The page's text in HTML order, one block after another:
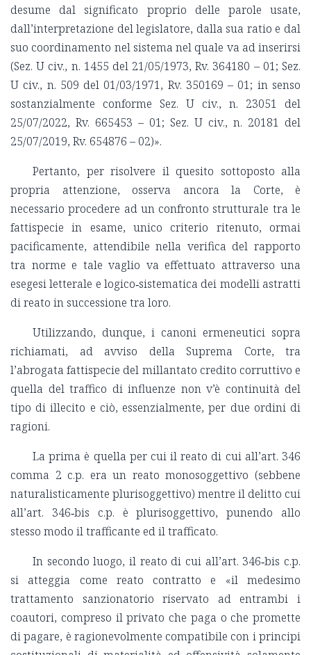
desume dal significato proprio delle parole usate,
dall’interpretazione del legislatore, dalla sua ratio e dal
suo coordinamento nel sistema nel quale va ad inserirsi
(Sez. U civ., n. 1455 del 21/05/1973, Rv. 364180 – 01; Sez.
U civ., n. 509 del 01/03/1971, Rv. 350169 – 01; in senso
sostanzialmente conforme Sez. U civ., n. 23051 del
25/07/2022, Rv. 665453 – 01; Sez. U civ., n. 20181 del
25/07/2019, Rv. 654876 – 02)».
Pertanto, per risolvere il quesito sottoposto alla
propria attenzione, osserva ancora la Corte, è
necessario procedere ad un confronto strutturale tra le
fattispecie in esame, unico criterio ritenuto, ormai
pacificamente, attendibile nella verifica del rapporto
tra norme e tale vaglio va effettuato attraverso una
esegesi letterale e logico‑sistematica dei modelli astratti
di reato in successione tra loro.
Utilizzando, dunque, i canoni ermeneutici sopra
richiamati, ad avviso della Suprema Corte, tra
l’abrogata fattispecie del millantato credito corruttivo e
quella del traffico di influenze non v’è continuità del
tipo di illecito e ciò, essenzialmente, per due ordini di
ragioni.
La prima è quella per cui il reato di cui all’art. 346
comma 2 c.p. era un reato monosoggettivo (sebbene
naturalisticamente plurisoggettivo) mentre il delitto cui
all’art. 346‑bis c.p. è plurisoggettivo, punendo allo
stesso modo il trafficante ed il trafficato.
In secondo luogo, il reato di cui all’art. 346‑bis c.p.
si atteggia come reato contratto e «il medesimo
trattamento sanzionatorio riservato ad entrambi i
coautori, compreso il privato che paga o che promette
di pagare, è ragionevolmente compatibile con i principi